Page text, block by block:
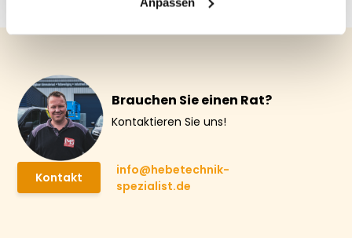
Brauchen Sie einen Rat?
Kontaktieren Sie uns!
Kontakt
info@hebetechnik-
spezialist.de